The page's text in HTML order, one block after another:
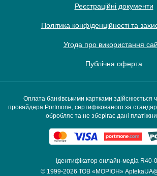
Реєстраційні документи
Політика конфіденційності та
Угода про використання
Публічна оферта
Ідентифікатор онлайн-медіа R40-
© 1999-2026 ТОВ «МОРІОН»
Оплата банківськими картками здійснюється
провайдера Portmone, сертифікованого за
обробляє та не зберігає дані